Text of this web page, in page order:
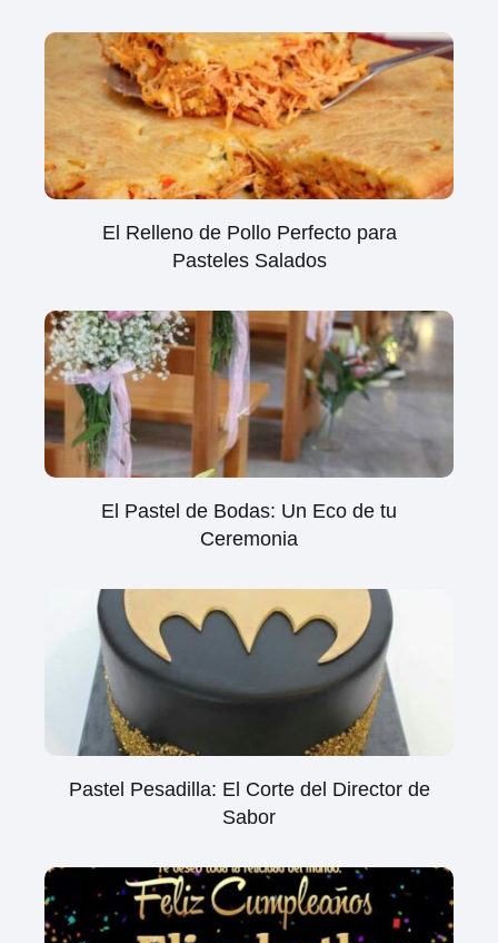
El Relleno de Pollo Perfecto para
Pasteles Salados
El Pastel de Bodas: Un Eco de tu
Ceremonia
Pastel Pesadilla: El Corte del Director de
Sabor